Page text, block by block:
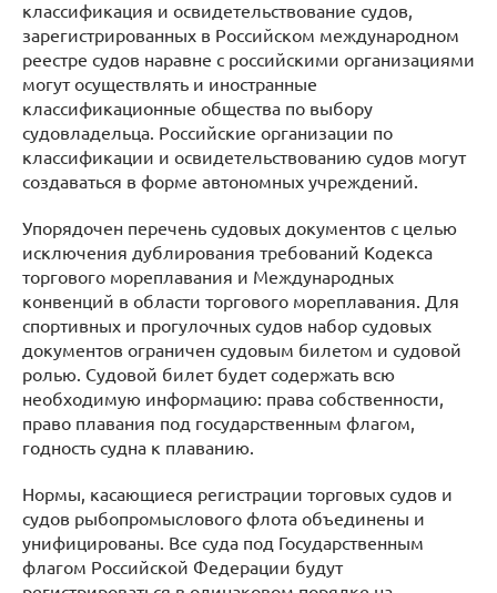
классификация и освидетельствование судов,
зарегистрированных в Российском международном
реестре судов наравне с российскими организациями
могут осуществлять и иностранные
классификационные общества по выбору
судовладельца. Российские организации по
классификации и освидетельствованию судов могут
создаваться в форме автономных учреждений.
Упорядочен перечень судовых документов с целью
исключения дублирования требований Кодекса
торгового мореплавания и Международных
конвенций в области торгового мореплавания. Для
спортивных и прогулочных судов набор судовых
документов ограничен судовым билетом и судовой
ролью. Судовой билет будет содержать всю
необходимую информацию: права собственности,
право плавания под государственным флагом,
годность судна к плаванию.
Нормы, касающиеся регистрации торговых судов и
судов рыбопромыслового флота объединены и
унифицированы. Все суда под Государственным
флагом Российской Федерации будут